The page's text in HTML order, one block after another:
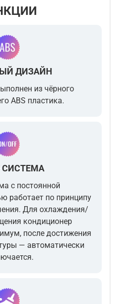
ДИЗАЙН
из чёрного
ABS пластика.
СИСТЕМА
с постоянной
работает по принципу
Для охлаждения/
кондиционер
после достижения
— автоматически